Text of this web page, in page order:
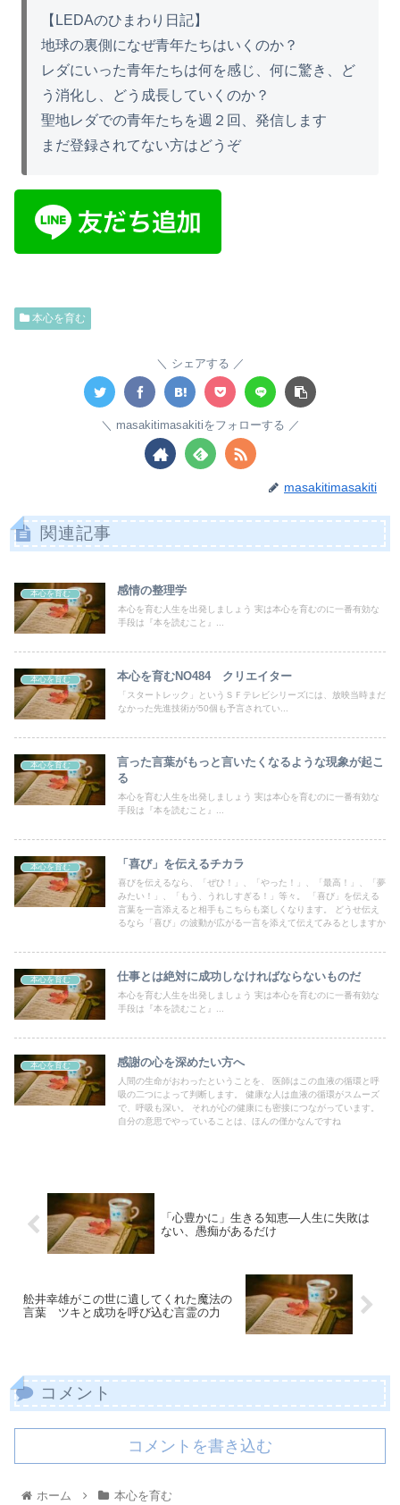
【LEDAのひまわり日記】
地球の裏側になぜ青年たちはいくのか？
レダにいった青年たちは何を感じ、何に驚き、ど
う消化し、どう成長していくのか？
聖地レダでの青年たちを週２回、発信します
まだ登録されてない方はどうぞ
本心を育む
シェアする
masakitimasakitiをフォローする
masakitimasakiti
関連記事
本心を育む 感情の整理学
本心を育む人生を出発しましょう 実は本心を育むのに一番有効な
手段は『本を読むこと』...
本心を育む 本心を育むNO484 クリエイター
「スタートレック」というＳＦテレビシリーズには、放映当時まだ
なかった先進技術が50個も予言されてい...
本心を育む
言った言葉がもっと言いたくなるような現象が起こ
る
本心を育む人生を出発しましょう 実は本心を育むのに一番有効な
手段は『本を読むこと』...
本心を育む 「喜び」を伝えるチカラ
喜びを伝えるなら、「ぜひ！」、「やった！」、「最高！」、「夢
みたい！」、「もう、うれしすぎる！」等々。 「喜び」を伝える
言葉を一言添えると相手もこちらも楽しくなります。 どうせ伝え
るなら「喜び」の波動が広がる一言を添えて伝えてみるとしますか
本心を育む 仕事とは絶対に成功しなければならないものだ
本心を育む人生を出発しましょう 実は本心を育むのに一番有効な
手段は『本を読むこと』...
本心を育む 感謝の心を深めたい方へ
人間の生命がおわったということを、 医師はこの血液の循環と呼
吸の二つによって判断します。 健康な人は血液の循環がスムーズ
で、呼吸も深い。 それが心の健康にも密接につながっています。
自分の意思でやっていることは、ほんの僅かなんですね
「心豊かに」生きる知恵―人生に失敗は
ない、愚痴があるだけ
舩井幸雄がこの世に遺してくれた魔法の
言葉 ツキと成功を呼び込む言霊の力
コメント
コメントを書き込む
ホーム 本心を育む